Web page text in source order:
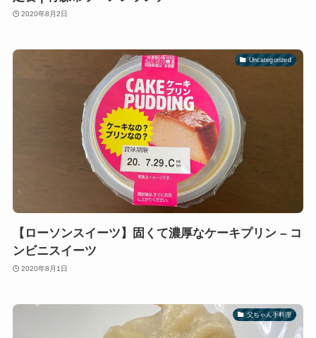
2020年8月2日
Uncategorized
【ローソンスイーツ】固くて濃厚なケーキプリン – コ
ンビニスイーツ
2020年8月1日
父ちゃん手料理